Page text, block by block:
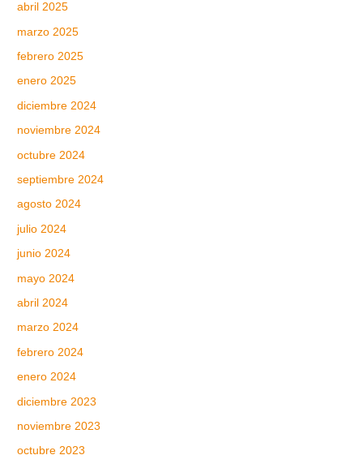
abril 2025
marzo 2025
febrero 2025
enero 2025
diciembre 2024
noviembre 2024
octubre 2024
septiembre 2024
agosto 2024
julio 2024
junio 2024
mayo 2024
abril 2024
marzo 2024
febrero 2024
enero 2024
diciembre 2023
noviembre 2023
octubre 2023